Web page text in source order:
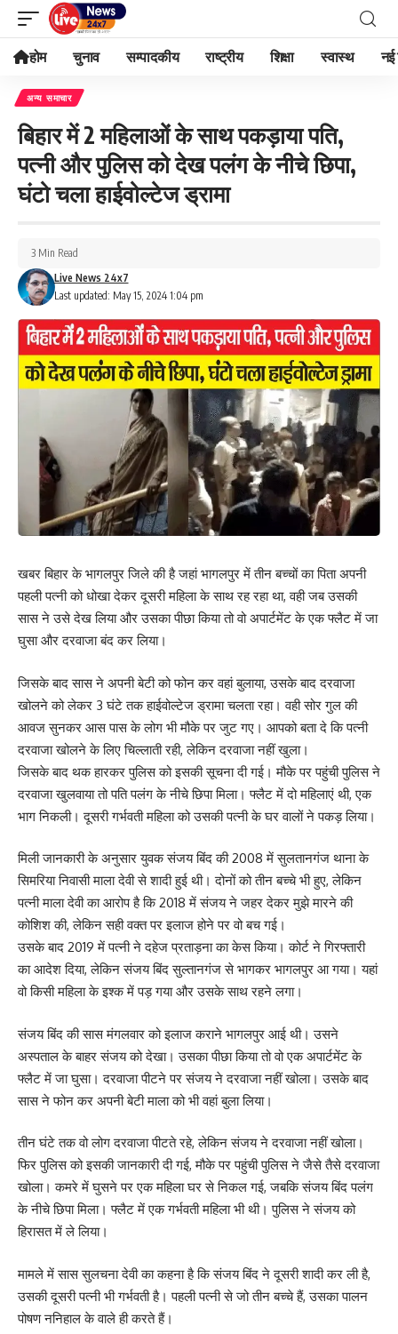
होम चुनाव सम्पादकीय राष्ट्रीय शिक्षा स्वास्थ नई
अन्य समाचार
बिहार में 2 महिलाओं के साथ पकड़ाया पति,
पत्नी और पुलिस को देख पलंग के नीचे छिपा,
घंटो चला हाईवोल्टेज ड्रामा
Last updated: May 15, 2024 1:04 pm
Live News 24x7
3 Min Read
खबर बिहार के भागलपुर जिले की है जहां भागलपुर में तीन बच्चों का पिता अपनी
पहली पत्नी को धोखा देकर दूसरी महिला के साथ रह रहा था, वही जब उसकी
सास ने उसे देख लिया और उसका पीछा किया तो वो अपार्टमेंट के एक फ्लैट में जा
घुसा और दरवाजा बंद कर लिया।
जिसके बाद सास ने अपनी बेटी को फोन कर वहां बुलाया, उसके बाद दरवाजा
खोलने को लेकर 3 घंटे तक हाईवोल्टेज ड्रामा चलता रहा। वही सोर गुल की
आवज सुनकर आस पास के लोग भी मौके पर जुट गए। आपको बता दे कि पत्नी
दरवाजा खोलने के लिए चिल्लाती रही, लेकिन दरवाजा नहीं खुला।
जिसके बाद थक हारकर पुलिस को इसकी सूचना दी गई। मौके पर पहुंची पुलिस ने
दरवाजा खुलवाया तो पति पलंग के नीचे छिपा मिला। फ्लैट में दो महिलाएं थी, एक
भाग निकली। दूसरी गर्भवती महिला को उसकी पत्नी के घर वालों ने पकड़ लिया।
मिली जानकारी के अनुसार युवक संजय बिंद की 2008 में सुलतानगंज थाना के
सिमरिया निवासी माला देवी से शादी हुई थी। दोनों को तीन बच्चे भी हुए, लेकिन
पत्नी माला देवी का आरोप है कि 2018 में संजय ने जहर देकर मुझे मारने की
कोशिश की, लेकिन सही वक्त पर इलाज होने पर वो बच गई।
उसके बाद 2019 में पत्नी ने दहेज प्रताड़ना का केस किया। कोर्ट ने गिरफ्तारी
का आदेश दिया, लेकिन संजय बिंद सुल्तानगंज से भागकर भागलपुर आ गया। यहां
वो किसी महिला के इश्क में पड़ गया और उसके साथ रहने लगा।
संजय बिंद की सास मंगलवार को इलाज कराने भागलपुर आई थी। उसने
अस्पताल के बाहर संजय को देखा। उसका पीछा किया तो वो एक अपार्टमेंट के
फ्लैट में जा घुसा। दरवाजा पीटने पर संजय ने दरवाजा नहीं खोला। उसके बाद
सास ने फोन कर अपनी बेटी माला को भी वहां बुला लिया।
तीन घंटे तक वो लोग दरवाजा पीटते रहे, लेकिन संजय ने दरवाजा नहीं खोला।
फिर पुलिस को इसकी जानकारी दी गई, मौके पर पहुंची पुलिस ने जैसे तैसे दरवाजा
खोला। कमरे में घुसने पर एक महिला घर से निकल गई, जबकि संजय बिंद पलंग
के नीचे छिपा मिला। फ्लैट में एक गर्भवती महिला भी थी। पुलिस ने संजय को
हिरासत में ले लिया।
मामले में सास सुलचना देवी का कहना है कि संजय बिंद ने दूसरी शादी कर ली है,
उसकी दूसरी पत्नी भी गर्भवती है। पहली पत्नी से जो तीन बच्चे हैं, उसका पालन
पोषण ननिहाल के वाले ही करते हैं।